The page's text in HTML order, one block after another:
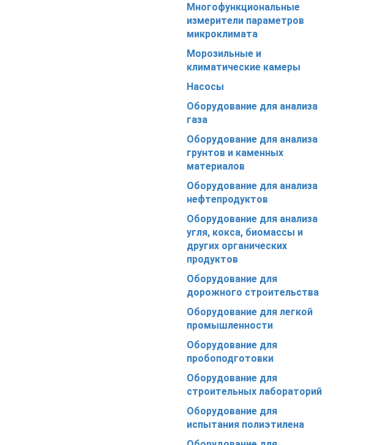
Многофункциональные
измерители параметров
микроклимата
Морозильные и
климатические камеры
Насосы
Оборудование для анализа
газа
Оборудование для анализа
грунтов и каменных
материалов
Оборудование для анализа
нефтепродуктов
Оборудование для анализа
угля, кокса, биомассы и
других органических
продуктов
Оборудование для
дорожного строительства
Оборудование для легкой
промышленности
Оборудование для
пробоподготовки
Оборудование для
строительных лабораторий
Оборудование для
испытания полиэтилена